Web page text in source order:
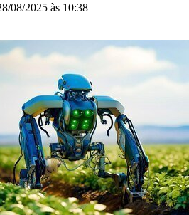
08/2025 às 10:38